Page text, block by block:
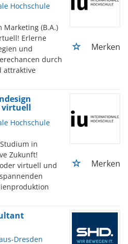
Hochschule
Marketing (B.A.)
Erlerne
und
durch
attraktive
Merken
virtuell
Hochschule
in
Zukunft!
virtuell und
Merken
Dresden